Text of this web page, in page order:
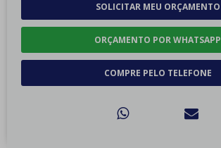
SOLICITAR MEU ORÇAMENTO
ORÇAMENTO POR WHATSAPP
COMPRE PELO TELEFONE